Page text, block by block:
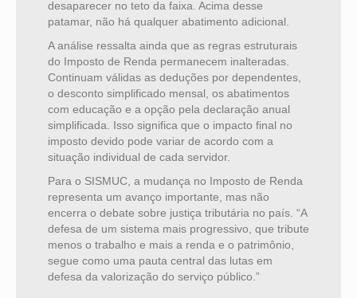
desaparecer no teto da faixa. Acima desse
patamar, não há qualquer abatimento adicional.
A análise ressalta ainda que as regras estruturais
do Imposto de Renda permanecem inalteradas.
Continuam válidas as deduções por dependentes,
o desconto simplificado mensal, os abatimentos
com educação e a opção pela declaração anual
simplificada. Isso significa que o impacto final no
imposto devido pode variar de acordo com a
situação individual de cada servidor.
Para o SISMUC, a mudança no Imposto de Renda
representa um avanço importante, mas não
encerra o debate sobre justiça tributária no país. “A
defesa de um sistema mais progressivo, que tribute
menos o trabalho e mais a renda e o patrimônio,
segue como uma pauta central das lutas em
defesa da valorização do serviço público.”